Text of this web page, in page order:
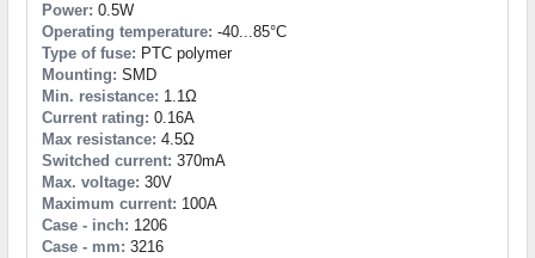
Power: 0.5W
Operating temperature: -40...85°C
Type of fuse: PTC polymer
Mounting: SMD
Min. resistance: 1.1Ω
Current rating: 0.16A
Max resistance: 4.5Ω
Switched current: 370mA
Max. voltage: 30V
Maximum current: 100A
Case - inch: 1206
Case - mm: 3216